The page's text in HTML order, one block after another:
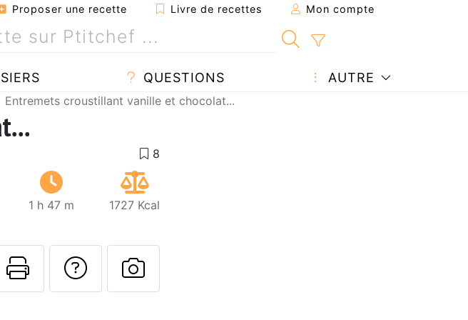
Proposer une recette Livre de recettes Mon compte
QUESTIONS AUTRE
Entremets croustillant vanille et chocolat...
1 h 47 m 1727 Kcal
cette recette à un ami
Imprimer cette page
Poser une question à l'auteur
Publier votre photo de cette